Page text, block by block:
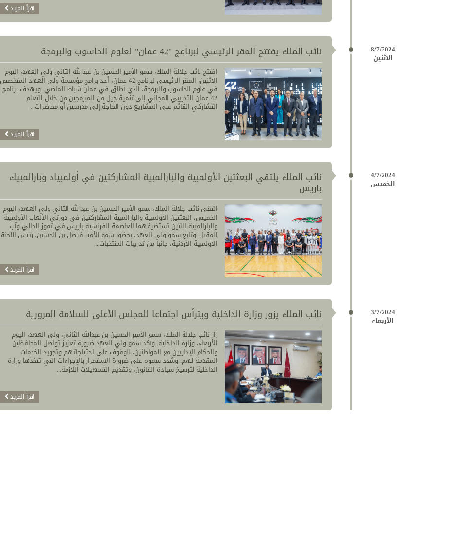
اقرأ المزيد
8/7/2024
الاثنين نائب الملك يفتتح المقر الرئيسي لبرنامج "42 عمان" لعلوم الحاسوب والبرمجة
افتتح نائب جلالة الملك، سمو الأمير الحسين بن عبدالله الثاني ولي العهد، اليوم
الاثنين، المقر الرئيسي لبرنامج 42 عمان، أحد برامج مؤسسة ولي العهد المتخصص
في علوم الحاسوب والبرمجة، الذي أطلق في عمان شباط الماضي. ويهدف برنامج
42 عمان التدريبي المجاني إلى تنمية جيل من المبرمجين من خلال التعلم
التشاركي القائم على المشاريع دون الحاجة إلى مدرسين أو محاضرات...
اقرأ المزيد
4/7/2024
الخميس نائب الملك يلتقي البعثتين الأولمبية والبارالمبية المشاركتين في أولمبياد وبارالمبيك
باريس
التقى نائب جلالة الملك، سمو الأمير الحسين بن عبدالله الثاني ولي العهد، اليوم
الخميس، البعثتين الأولمبية والبارالمبية المشاركتين في دورتي الألعاب الأولمبية
والبارالمبية اللتين تستضيفهما العاصمة الفرنسية باريس في تموز الحالي وآب
المقبل. وتابع سمو ولي العهد، بحضور سمو الأمير فيصل بن الحسين، رئيس اللجنة
الأولمبية الأردنية، جانبا من تدريبات المنتخبات...
اقرأ المزيد
3/7/2024
الأربعاء نائب الملك يزور وزارة الداخلية ويترأس اجتماعا للمجلس الأعلى للسلامة المرورية
زار نائب جلالة الملك، سمو الأمير الحسين بن عبدالله الثاني، ولي العهد، اليوم
الأربعاء، وزارة الداخلية. وأكد سمو ولي العهد ضرورة تعزيز تواصل المحافظين
والحكام الإداريين مع المواطنين، للوقوف على احتياجاتهم وتجويد الخدمات
المقدمة لهم. وشدد سموه على ضرورة الاستمرار بالإجراءات التي تتخذها وزارة
الداخلية لترسيخ سيادة القانون، وتقديم التسهيلات اللازمة...
اقرأ المزيد